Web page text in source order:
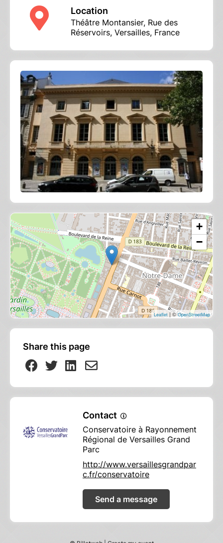
Location
Théâtre Montansier, Rue des
Réservoirs, Versailles, France
+
−
Leaflet | ©OpenStreetMap
Share this page
Contact
Conservatoire à Rayonnement
Régional de Versailles Grand
Parc
http://www.versaillesgrandpar
c.fr/conservatoire
Send a message